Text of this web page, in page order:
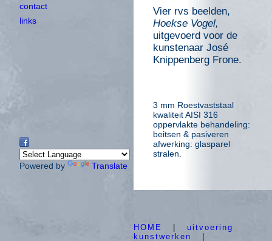
contact
links
Powered by Translate
Vier rvs beelden,
Hoekse Vogel,
uitgevoerd voor de
kunstenaar José
Knippenberg Frone.
3 mm Roestvaststaal
kwaliteit AISI 316
oppervlakte behandeling:
beitsen & pasiveren
afwerking: glasparel
stralen.
HOME | uitvoering
kunstwerken
|